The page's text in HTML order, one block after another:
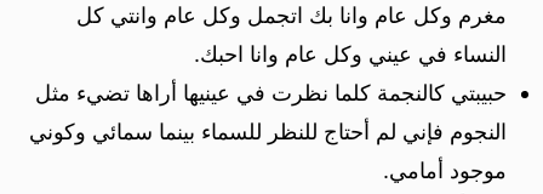
مغرم وكل عام وانا بك اتجمل وكل عام وانتي كل
النساء في عيني وكل عام وانا احبك.
حبيبتي كالنجمة كلما نظرت في عينيها أراها تضيء مثل
النجوم فإني لم أحتاج للنظر للسماء بينما سمائي وكوني
موجود أمامي.